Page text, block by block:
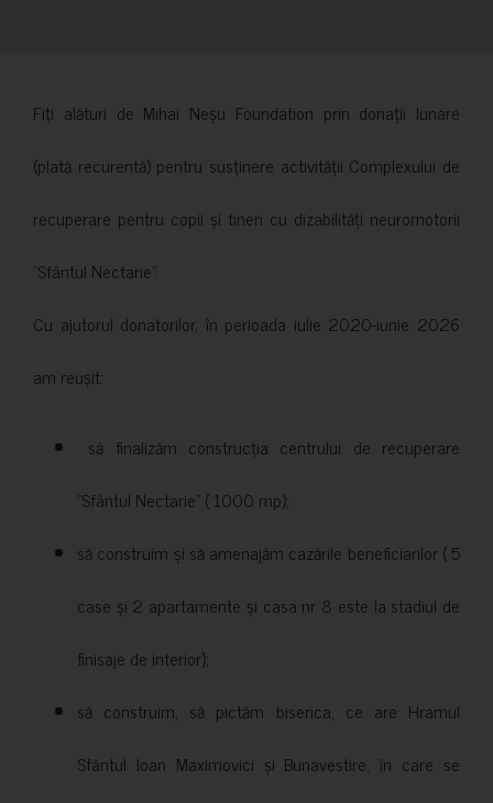
Fiți alături de Mihai Neșu Foundation prin donații lunare
(plată recurentă) pentru susținere activității Complexului de
recuperare pentru copii și tineri cu dizabilități neuromotorii
”Sfântul Nectarie”.
Cu ajutorul donatorilor, în perioada iulie 2020-iunie 2026
am reușit:
să finalizăm construcția centrului de recuperare
”Sfântul Nectarie” ( 1000 mp);
să construim și să amenajăm cazările beneficiarilor ( 5
case și 2 apartamente și casa nr 8 este la stadiul de
finisaje de interior);
să construim, să pictăm biserica, ce are Hramul
Sfântul Ioan Maximovici și Bunavestire, în care se